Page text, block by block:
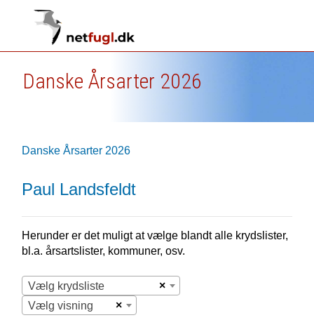
Danske Årsarter 2026
Danske Årsarter 2026
Paul Landsfeldt
Herunder er det muligt at vælge blandt alle krydslister,
bl.a. årsartslister, kommuner, osv.
×
Vælg krydsliste
×
Vælg visning